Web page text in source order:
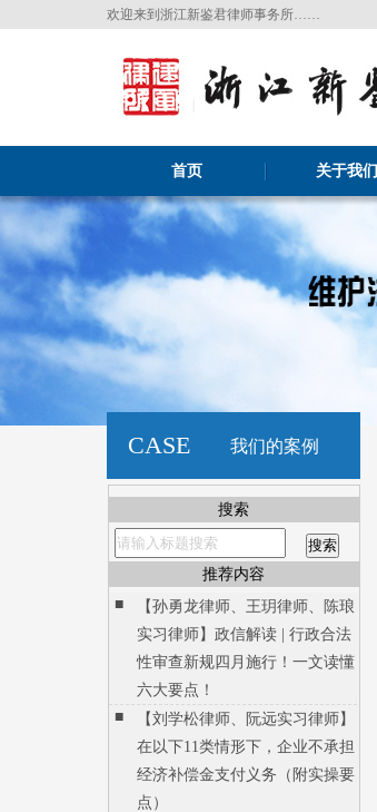
欢迎来到浙江新鉴君律师事务所……
首页 关于我们
CASE 我们的案例
搜索
推荐内容
■
【孙勇龙律师、王玥律师、陈琅
实习律师】政信解读 | 行政合法
性审查新规四月施行！一文读懂
六大要点！
■
【刘学松律师、阮远实习律师】
在以下11类情形下，企业不承担
经济补偿金支付义务（附实操要
点）